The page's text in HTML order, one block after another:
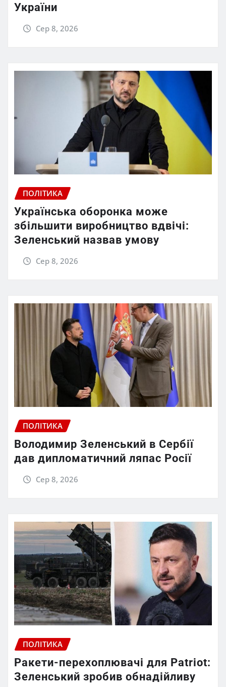
України
Сер 8, 2026
ПОЛІТИКА
Українська оборонка може
збільшити виробництво вдвічі:
Зеленський назвав умову
Сер 8, 2026
ПОЛІТИКА
Володимир Зеленський в Сербії
дав дипломатичний ляпас Росії
Сер 8, 2026
ПОЛІТИКА
Ракети-перехоплювачі для Patriot:
Зеленський зробив обнадійливу